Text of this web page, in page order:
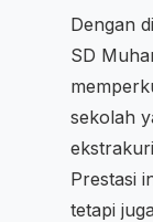
Dengan
SD
sekolah
Prestasi
tetapi